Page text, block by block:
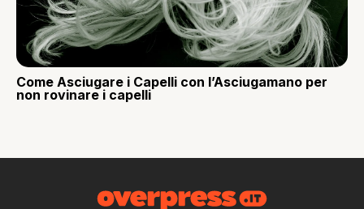
Come Asciugare i Capelli con l’Asciugamano per
non rovinare i capelli